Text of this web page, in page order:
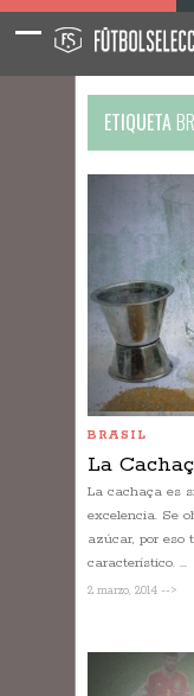
ETIQUETA
BRASIL
La
La cachaça es
excelencia. Se
azúcar, por eso
característico. ...
2 marzo, 2014 -->